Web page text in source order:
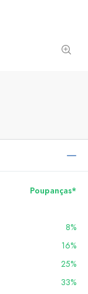
Poupanças*
8%
16%
25%
33%